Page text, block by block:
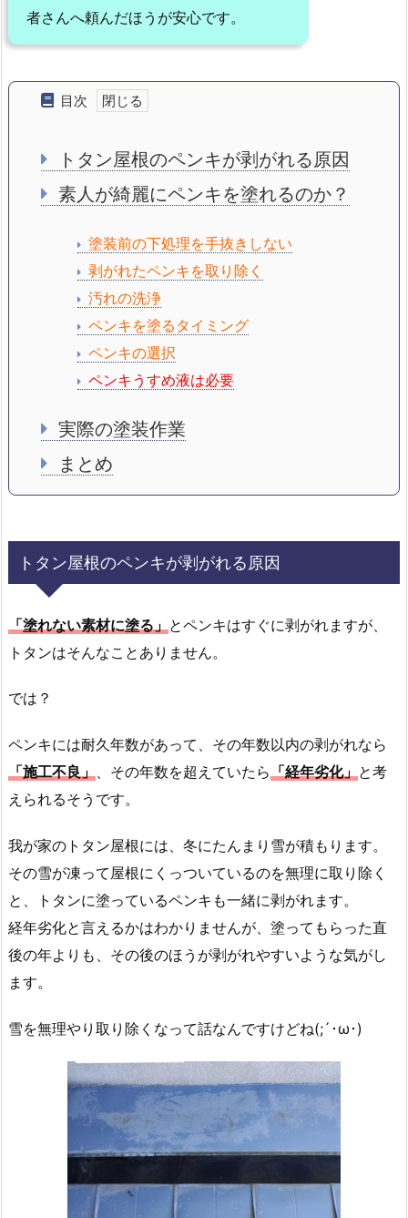
者さんへ頼んだほうが安心です。
目次
トタン屋根のペンキが剥がれる原因
素人が綺麗にペンキを塗れるのか？
塗装前の下処理を手抜きしない
剥がれたペンキを取り除く
汚れの洗浄
ペンキを塗るタイミング
ペンキの選択
ペンキうすめ液は必要
実際の塗装作業
まとめ
トタン屋根のペンキが剥がれる原因
「塗れない素材に塗る」 とペンキはすぐに剥がれますが、
トタンはそんなことありません。
では？
ペンキには耐久年数があって、その年数以内の剥がれなら
「施工不良」、その年数を超えていたら「経年劣化」と考
えられるそうです。
我が家のトタン屋根には、冬にたんまり雪が積もります。
その雪が凍って屋根にくっついているのを無理に取り除く
と、トタンに塗っているペンキも一緒に剥がれます。
経年劣化と言えるかはわかりませんが、塗ってもらった直
後の年よりも、その後のほうが剥がれやすいような気がし
ます。
雪を無理やり取り除くなって話なんですけどね(;´･ω･)